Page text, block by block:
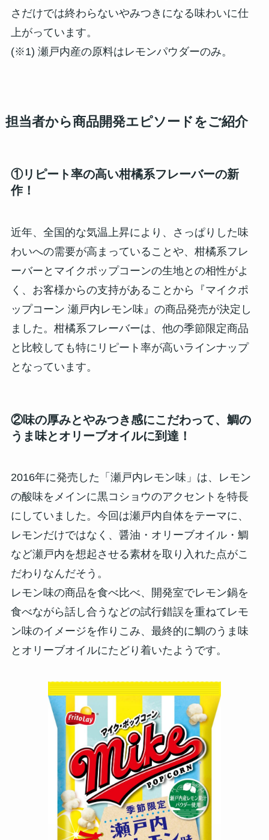
さだけでは終わらないやみつきになる味わいに仕
上がっています。
(※1) 瀬戸内産の原料はレモンパウダーのみ。
担当者から商品開発エピソード をご紹介
①リピート率の高い柑橘系フレーバーの新
作！
近年、全国的な気温上昇により、さっぱりした味
わいへの需要が高まっていることや、柑橘系フレ
ーバーとマイクポップコーンの生地との相性がよ
く、お客様からの支持があることから『マイクポ
ップコーン 瀬戸内レモン味』の商品発売が決定し
ました。柑橘系フレーバーは、他の季節限定商品
と比較しても特にリピート率が高いラインナップ
となっています。
②味の厚みとやみつき感にこだわって、鯛の
うま味とオリーブオイルに到達！
2016年に発売した「瀬戸内レモン味」は、レモン
の酸味をメインに黒コショウのアクセントを特長
にしていました。今回は瀬戸内自体をテーマに、
レモンだけではなく、醤油・オリーブオイル・鯛
など瀬戸内を想起させる素材を取り入れた点がこ
だわりなんだそう。
レモン味の商品を食べ比べ、開発室でレモン鍋を
食べながら話し合うなどの試行錯誤を重ねてレモ
ン味のイメージを作りこみ、最終的に鯛のうま味
とオリーブオイルにたどり着いたようです。